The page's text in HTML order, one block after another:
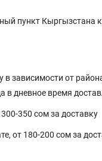
пункт Кыргызстана
в зависимости от
в дневное время
350 сом за доставку
от 180-200 сом за